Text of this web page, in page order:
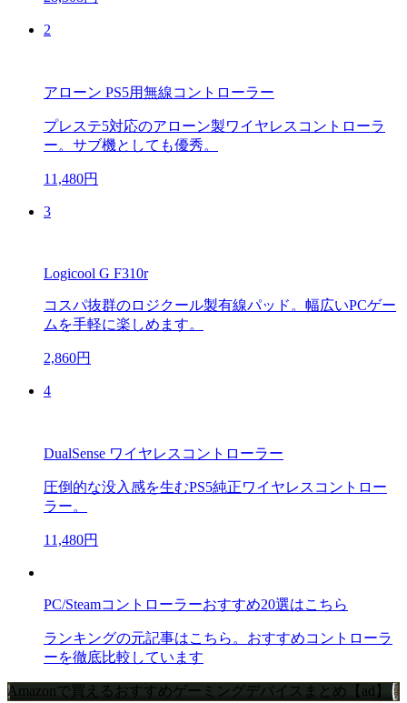
2
アローン PS5用無線コントローラー
プレステ5対応のアローン製ワイヤレスコントローラ
ー。サブ機としても優秀。
11,480円
3
Logicool G F310r
コスパ抜群のロジクール製有線パッド。幅広いPCゲー
ムを手軽に楽しめます。
2,860円
4
DualSense ワイヤレスコントローラー
圧倒的な没入感を生むPS5純正ワイヤレスコントロー
ラー。
11,480円
PC/Steamコントローラーおすすめ20選はこちら
ランキングの元記事はこちら。おすすめコントローラ
ーを徹底比較しています
Amazonで買えるおすすめゲーミングデバイスまとめ【ad】